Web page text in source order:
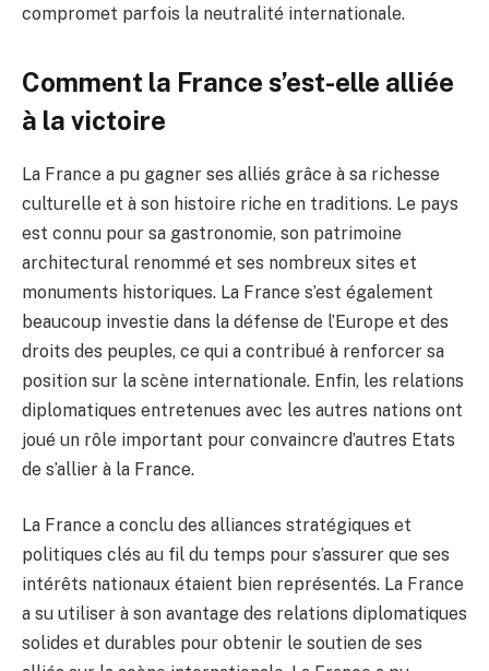
compromet parfois la neutralité internationale.
Comment la France s’est-elle alliée
à la victoire
La France a pu gagner ses alliés grâce à sa richesse
culturelle et à son histoire riche en traditions. Le pays
est connu pour sa gastronomie, son patrimoine
architectural renommé et ses nombreux sites et
monuments historiques. La France s’est également
beaucoup investie dans la défense de l’Europe et des
droits des peuples, ce qui a contribué à renforcer sa
position sur la scène internationale. Enfin, les relations
diplomatiques entretenues avec les autres nations ont
joué un rôle important pour convaincre d’autres Etats
de s’allier à la France.
La France a conclu des alliances stratégiques et
politiques clés au fil du temps pour s’assurer que ses
intérêts nationaux étaient bien représentés. La France
a su utiliser à son avantage des relations diplomatiques
solides et durables pour obtenir le soutien de ses